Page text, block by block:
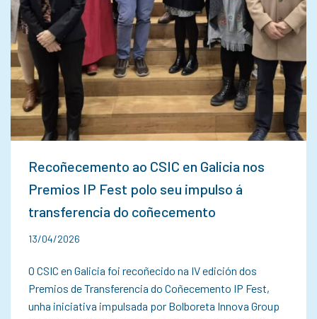
Recoñecemento ao CSIC en Galicia nos
Premios IP Fest polo seu impulso á
transferencia do coñecemento
13/04/2026
O CSIC en Galicia foi recoñecido na IV edición dos
Premios de Transferencia do Coñecemento IP Fest,
unha iniciativa impulsada por Bolboreta Innova Group